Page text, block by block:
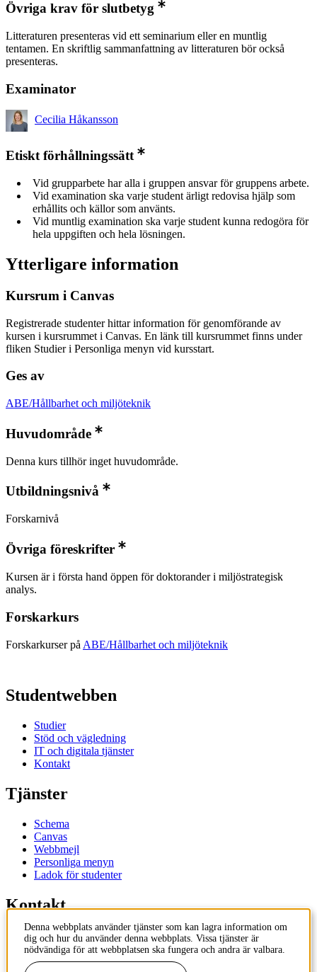
Övriga krav för slutbetyg
Litteraturen presenteras vid ett seminarium eller en muntlig
tentamen. En skriftlig sammanfattning av litteraturen bör också
presenteras.
Examinator
Cecilia Håkansson
Etiskt förhållningssätt
Vid grupparbete har alla i gruppen ansvar för gruppens arbete.
Vid examination ska varje student ärligt redovisa hjälp som
erhållits och källor som använts.
Vid muntlig examination ska varje student kunna redogöra för
hela uppgiften och hela lösningen.
Ytterligare information
Kursrum i Canvas
Registrerade studenter hittar information för genomförande av
kursen i kursrummet i Canvas. En länk till kursrummet finns under
fliken Studier i Personliga menyn vid kursstart.
Ges av
ABE/Hållbarhet och miljöteknik
Huvudområde
Denna kurs tillhör inget huvudområde.
Utbildningsnivå
Forskarnivå
Övriga föreskrifter
Kursen är i första hand öppen för doktorander i miljöstrategisk
analys.
Forskarkurs
Forskarkurser på ABE/Hållbarhet och miljöteknik
Studentwebben
Studier
Stöd och vägledning
IT och digitala tjänster
Kontakt
Tjänster
Schema
Canvas
Webbmejl
Personliga menyn
Ladok för studenter
Kontakt
Kontakta utbildningsprogram
Kontakta kurs
IT-support
Denna webbplats använder tjänster som kan lagra information om
dig och hur du använder denna webbplats. Vissa tjänster är
nödvändiga för att webbplatsen ska fungera och andra är valbara.